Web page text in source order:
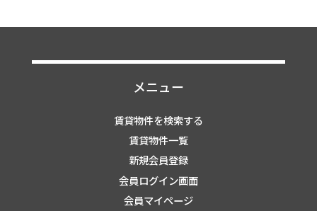
メニュー
賃貸物件を検索する
賃貸物件一覧
新規会員登録
会員ログイン画面
会員マイページ